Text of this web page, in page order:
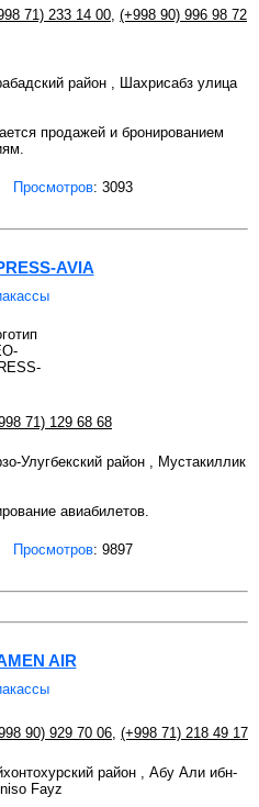
71) 233 14 00, (+998 90) 996 98 72
район , Шахрисабз улица
продажей и бронированием
Просмотров: 3093
AVIA
71) 129 68 68
Улугбекский район , Мустакиллик
авиабилетов.
Просмотров: 9897
AIR
90) 929 70 06 (+998 71) 218 49 17
район , Абу Али ибн-
Fayz